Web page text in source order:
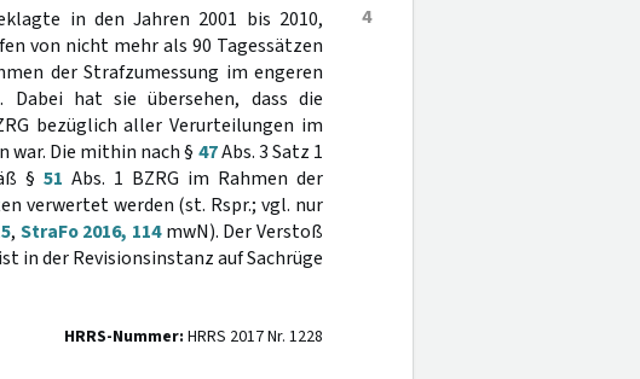
4
in den Jahren 2001 bis 2010,
von nicht mehr als 90 Tagessätzen
der Strafzumessung im engeren
Dabei hat sie übersehen, dass die
bezüglich aller Verurteilungen im
Die mithin nach § 47Abs. 3 Satz 1
§51 Abs. 1 BZRG im Rahmen der
verwertet werden (st. Rspr.; vgl. nur
, StraFo 2016, 114mwN). Der Verstoß
in der Revisionsinstanz auf Sachrüge
HRRS-Nummer: HRRS 2017 Nr. 1228